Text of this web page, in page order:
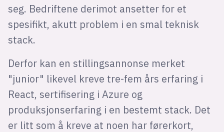
seg. Bedriftene derimot ansetter for et
spesifikt, akutt problem i en smal teknisk
stack.
Derfor kan en stillingsannonse merket
"junior" likevel kreve tre-fem års erfaring i
React, sertifisering i Azure og
produksjonserfaring i en bestemt stack. Det
er litt som å kreve at noen har førerkort,